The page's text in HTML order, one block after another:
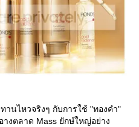
านไหวจริงๆ กับการใช้ "ทองคำ"
างตลาด Mass ยักษ์ใหญ่อย่าง